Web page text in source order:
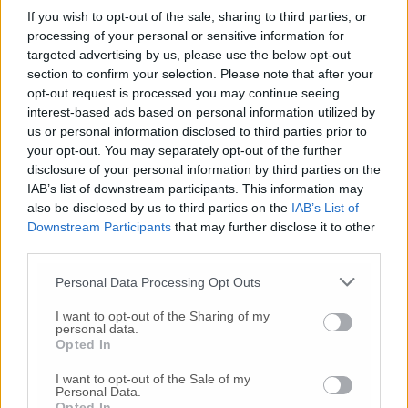
If you wish to opt-out of the sale, sharing to third parties, or
processing of your personal or sensitive information for
targeted advertising by us, please use the below opt-out
section to confirm your selection. Please note that after your
opt-out request is processed you may continue seeing
interest-based ads based on personal information utilized by
us or personal information disclosed to third parties prior to
your opt-out. You may separately opt-out of the further
disclosure of your personal information by third parties on the
IAB’s list of downstream participants. This information may
also be disclosed by us to third parties on the IAB’s List of
Downstream Participants that may further disclose it to other
Personal Data Processing Opt Outs
I want to opt-out of the Sharing of my
personal data.
Opted In
I want to opt-out of the Sale of my
Personal Data.
manifatture e dalle lavorazioni metalliche e
prodotti in metallo. Sul fronte del credito,
calano i casi di disinteresse nell’accesso ai
finanziamenti bancari, segno di un’attenzione
crescente alla competitività, anche se le
intenzioni di investimento previste per la
fine dell’anno scendono al 10,6%, in deciso
calo rispetto al primo semestre.
Tra i comparti più attivi sul fronte degli
investimenti futuri ci sono la ristorazione
(26,1%) e la meccanica (25,0%), mentre cala
tracciare il bilancio dell’indagine sono i
vertici dell’Ebam.